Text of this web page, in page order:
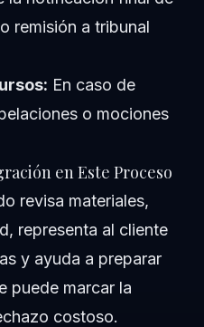
remisión a tribunal
En caso de
o mociones
en Este Proceso
revisa materiales,
representa al cliente
y ayuda a preparar
puede marcar la
costoso.